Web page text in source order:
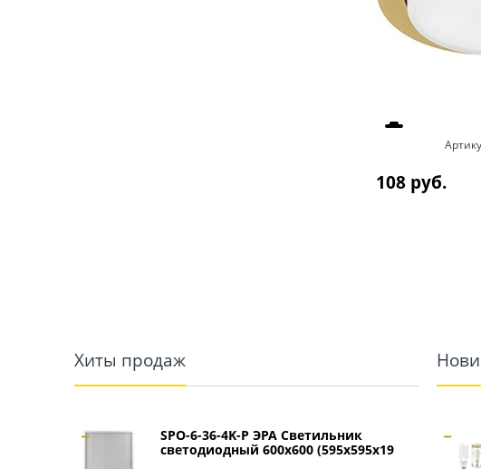
108 руб.
Хиты продаж
SPO-6-36-4K-P ЭРА Светильник
светодиодный 600х600 (595x595x19